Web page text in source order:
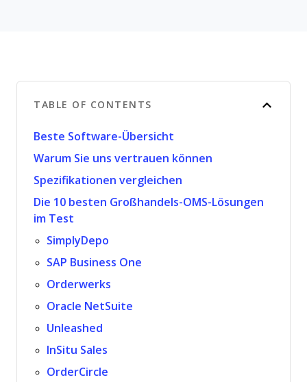
TABLE OF CONTENTS
Beste Software-Übersicht
Warum Sie uns vertrauen können
Spezifikationen vergleichen
Die 10 besten Großhandels-OMS-Lösungen
im Test
SimplyDepo
SAP Business One
Orderwerks
Oracle NetSuite
Unleashed
InSitu Sales
OrderCircle